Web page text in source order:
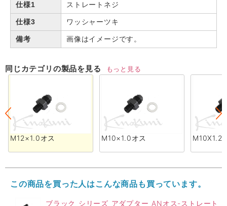
仕様1 ストレートネジ
仕様3 ワッシャーツキ
備考 画像はイメージです。
同じカテゴリの製品を見る もっと見る
M12×1.0オス M10×1.0オス
この商品を買った人はこんな商品も買っています。
ブラック シリーズ アダプター ANオス-ストレート